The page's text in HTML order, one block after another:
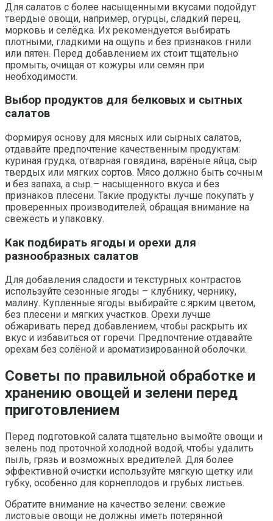
Для салатов с более насыщенными вкусами подойдут
твердые овощи, например, огурцы, сладкий перец,
морковь и селёдка. Их рекомендуется выбирать
плотными, гладкими на ощупь и без признаков гнили
или пятен. Перед добавлением их стоит тщательно
промыть, очищая от кожуры или семян при
необходимости.
Выбор продуктов для белковых и сытных
салатов
Формируя основу для мясных или сырных салатов,
отдавайте предпочтение качественным продуктам:
куриная грудка, отварная говядина, варёные яйца, сыр
твердых или мягких сортов. Мясо должно быть сочным
и без запаха, а сыр – насыщенного вкуса и без
признаков плесени. Такие продукты лучше покупать у
проверенных производителей, обращая внимание на
свежесть и упаковку.
Как подбирать ягоды и орехи для
разнообразных салатов
Для добавления сладости и текстурных контрастов
используйте сезонные ягоды – клубнику, чернику,
малину. Купленные ягоды выбирайте с ярким цветом,
без плесени и мягких участков. Орехи лучше
обжаривать перед добавлением, чтобы раскрыть их
вкус и избавиться от горечи. Предпочтение отдавайте
орехам без солёной и ароматизированной оболочки.
Советы по правильной обработке и
хранению овощей и зелени перед
приготовлением
Перед подготовкой салата тщательно вымойте овощи и
зелень под проточной холодной водой, чтобы удалить
пыль, грязь и возможных вредителей. Для более
эффективной очистки используйте мягкую щетку или
губку, особенно для корнеплодов и грубых листьев.
Обратите внимание на качество зелени: свежие
листовые овощи не должны иметь потерянной